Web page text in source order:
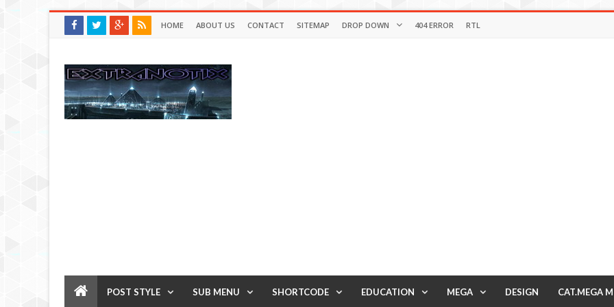
HOME ABOUT US CONTACT SITEMAP DROP DOWN 404 ERROR RTL
POST STYLE SUB MENU SHORTCODE EDUCATION MEGA DESIGN CAT.MEGA